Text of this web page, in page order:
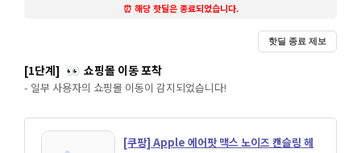
⏰ 해당 핫딜은 종료되었습니다.
핫딜 종료 제보
[1단계] 👀 쇼핑몰 이동 포착
- 일부 사용자의 쇼핑몰 이동이 감지되었습니다!
[쿠팡] Apple 에어팟 맥스 노이즈 캔슬링 헤